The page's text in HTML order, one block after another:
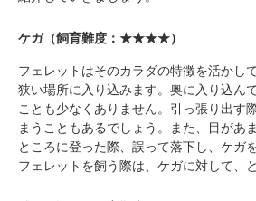
ケガ（飼育難度：★★★★）
フェレットはそのカラダの特徴を活かし
狭い場所に入り込みます。奥に入り込ん
ことも少なくありません。引っ張り出す
まうこともあるでしょう。また、目があ
ところに登った際、誤って落下し、ケガ
フェレットを飼う際は、ケガに対して、
アプリで開く